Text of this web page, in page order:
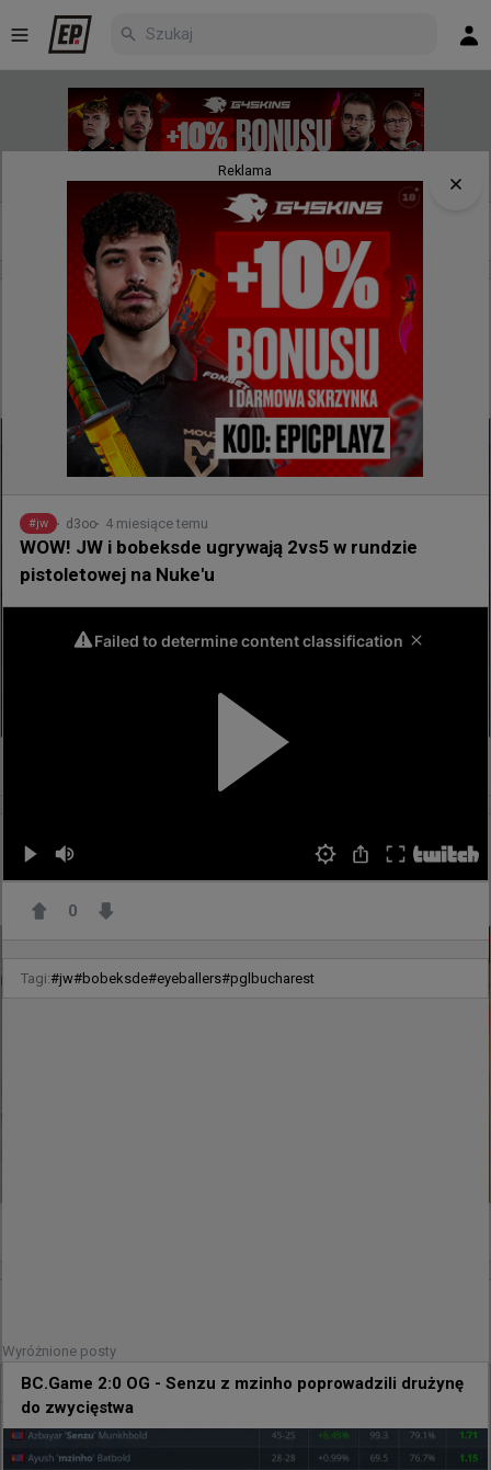
Nowe Najpopularniejsze Poczekalnia
d3oo godzinę temu
Najpierw zwycięstwo Apgoee, teraz Phantom (2:1)!
Dwie polskie drużyny wciąż w grze o awans na
Esports World Cup
TAK JEST! TMB clutchuje 1vs2 i Phantom wygrywa z
@BCGameEsports
KTO SIĘ TERAZ ŚMIEJE? @caspercadiaN 💀💀
Reklama
#jw d3oo 4 miesiące temu
WOW! JW i bobeksde ugrywają 2vs5 w rundzie
pistoletowej na Nuke'u
0
Tagi:#jw#bobeksde#eyeballers#pglbucharest
Wyróżnione posty
BC.Game 2:0 OG - Senzu z mzinho poprowadzili drużynę
do zwycięstwa